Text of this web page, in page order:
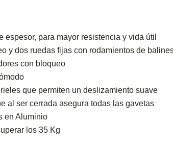
espesor, para mayor resistencia y vida útil
y dos ruedas fijas con rodamientos de
con bloqueo
que permiten un deslizamiento suave
al ser cerrada asegura todas las gavetas
en Aluminio
los 35 Kg